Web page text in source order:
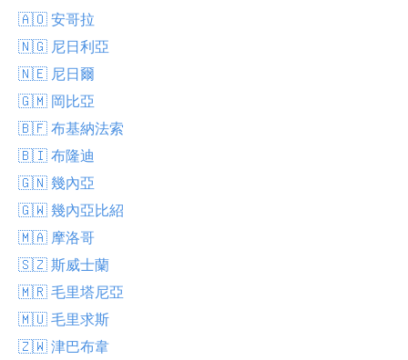
🇦🇴 安哥拉
🇳🇬 尼日利亞
🇳🇪 尼日爾
🇬🇲 岡比亞
🇧🇫 布基納法索
🇧🇮 布隆迪
🇬🇳 幾內亞
🇬🇼 幾內亞比紹
🇲🇦 摩洛哥
🇸🇿 斯威士蘭
🇲🇷 毛里塔尼亞
🇲🇺 毛里求斯
🇿🇼 津巴布韋